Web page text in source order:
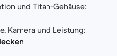
und Titan-Gehäuse:
Kamera und Leistung: